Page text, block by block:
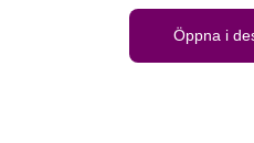
Öppna i